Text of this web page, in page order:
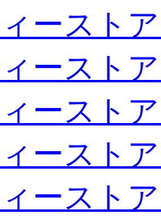
ースト
ースト
ースト
ースト
ースト